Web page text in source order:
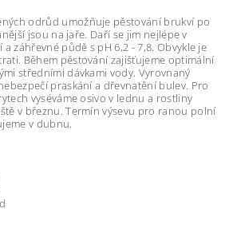
odrůd umožňuje pěstování brukví po
jsou na jaře. Daří se jim nejlépe v
záhřevné půdě s pH 6,2 - 7,8. Obvykle je
Během pěstování zajišťujeme optimální
středními dávkami vody. Vyrovnaný
praskání a dřevnatění bulev. Pro
vyséváme osivo v lednu a rostliny
v březnu. Termín výsevu pro ranou polní
v dubnu.